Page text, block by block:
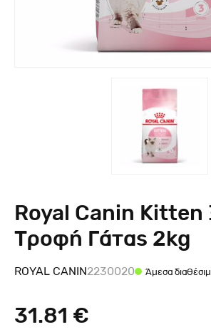
Royal Canin Kitten
Τροφή Γάτας 2kg
ROYAL CANIN2230020 Άμεσα
31.81 €